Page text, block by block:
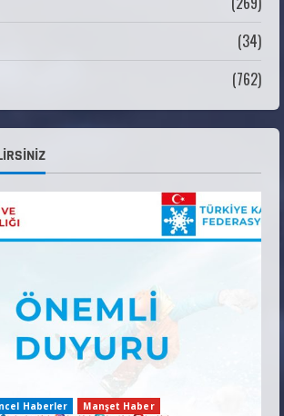
TEKERLEKLİ KAYAK TÜRKİYE
GÖREVLİ LİSTESİ
KOŞU VE BİATHLON 3.KADEME
(34)
(762)
Haberler Manşet Haber